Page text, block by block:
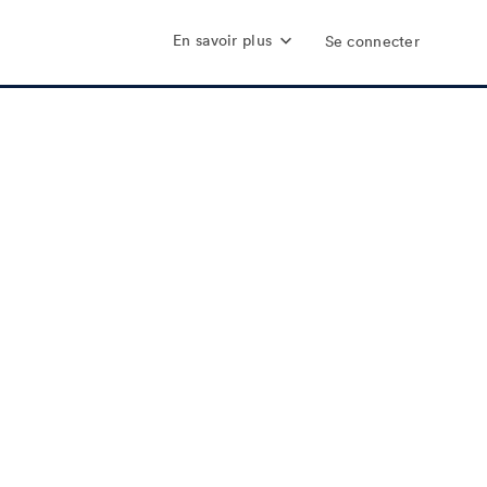
En savoir plus Se connecter